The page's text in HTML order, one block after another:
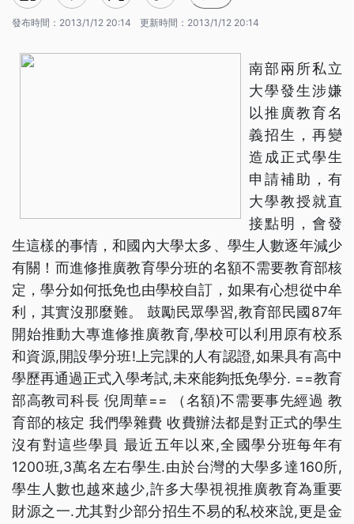
發布時間： 2013/1/12 20:14 更新時間： 2013/1/12 20:14
南部兩所私立
大學發生涉嫌
以推廣教育名
義招生，再變
造成正式學生
申請補助，有
大學教授就直
接點明，會發
生這樣的事情，和國內大學太多、學生人數逐年減少
有關！而進修推廣教育學分班的名額不需要教育部核
定，學分如何抵免也由學校自訂，如果有心想從中牟
利，其實沒那麼難。 鼓勵民眾學習,教育部民國87年
開始推動大專進修推廣教育,學校可以利用原有校系
和資源,開設學分班!上完課的人有認證,如果具有高中
學歷再通過正式入學考試,未來能夠抵免學分. ==教育
部高教司科長 倪周華== （名額)不需要事先經過 教
育部的核定 我們學雜費 收費辦法都是對正式的學生
沒有對這些學員 最近五年以來,全國學分班每年有
1200班,3萬名左右學生.由於台灣的大學多達160所,
學生人數也越來越少,許多大學視視推廣教育為重要
財源之一.尤其對少部分招生不易的私校來說,更是金